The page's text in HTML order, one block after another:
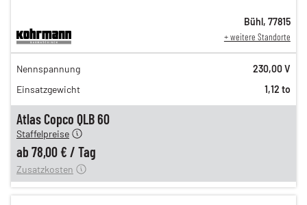
Atlas Copco QLB 60
134,00 €
111,00 €
92,00 €
Staffelpreise
ab 78,00 € / Tag
12,00 €
Zusatzkosten
Bühl, 77815
+ weitere Standorte
Nennspannung
230,00 V
Einsatzgewicht
1,12 to